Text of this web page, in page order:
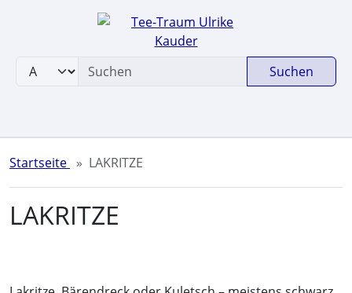
Sprungnavigation
Springe zum Inhalt
Springe zur Navigation
Springe zum Login-Button
Springe zu den allgemeinen Informationen
Suchen
Startseite LAKRITZE
LAKRITZE